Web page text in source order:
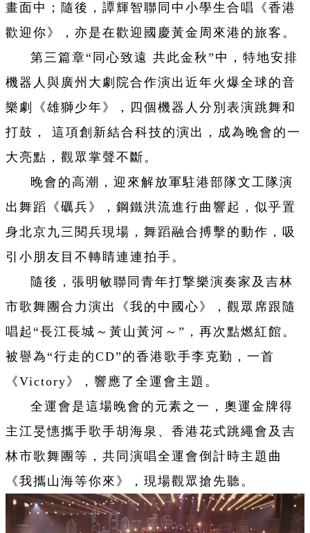
畫面中；隨後，譚輝智聯同中小學生合唱《香港
歡迎你》，亦是在歡迎國慶黃金周來港的旅客。
第三篇章“同心致遠 共此金秋”中，特地安排
機器人與廣州大劇院合作演出近年火爆全球的音
樂劇《雄獅少年》，四個機器人分別表演跳舞和
打鼓， 這項創新結合科技的演出，成為晚會的一
大亮點，觀眾掌聲不斷。
晚會的高潮，迎來解放軍駐港部隊文工隊演
出舞蹈《礪兵》，鋼鐵洪流進行曲響起，似乎置
身北京九三閱兵現場，舞蹈融合搏擊的動作，吸
引小朋友目不轉睛連連拍手。
隨後，張明敏聯同青年打撃樂演奏家及吉林
市歌舞團合力演出《我的中國心》，觀眾席跟隨
唱起“長江長城～黃山黃河～”，再次點燃紅館。
被譽為“行走的CD”的香港歌手李克勤，一首
《Victory》，響應了全運會主題。
全運會是這場晚會的元素之一，奧運金牌得
主江旻憓攜手歌手胡海泉、香港花式跳繩會及吉
林市歌舞團等，共同演唱全運會倒計時主題曲
《我攜山海等你來》，現場觀眾搶先聽。